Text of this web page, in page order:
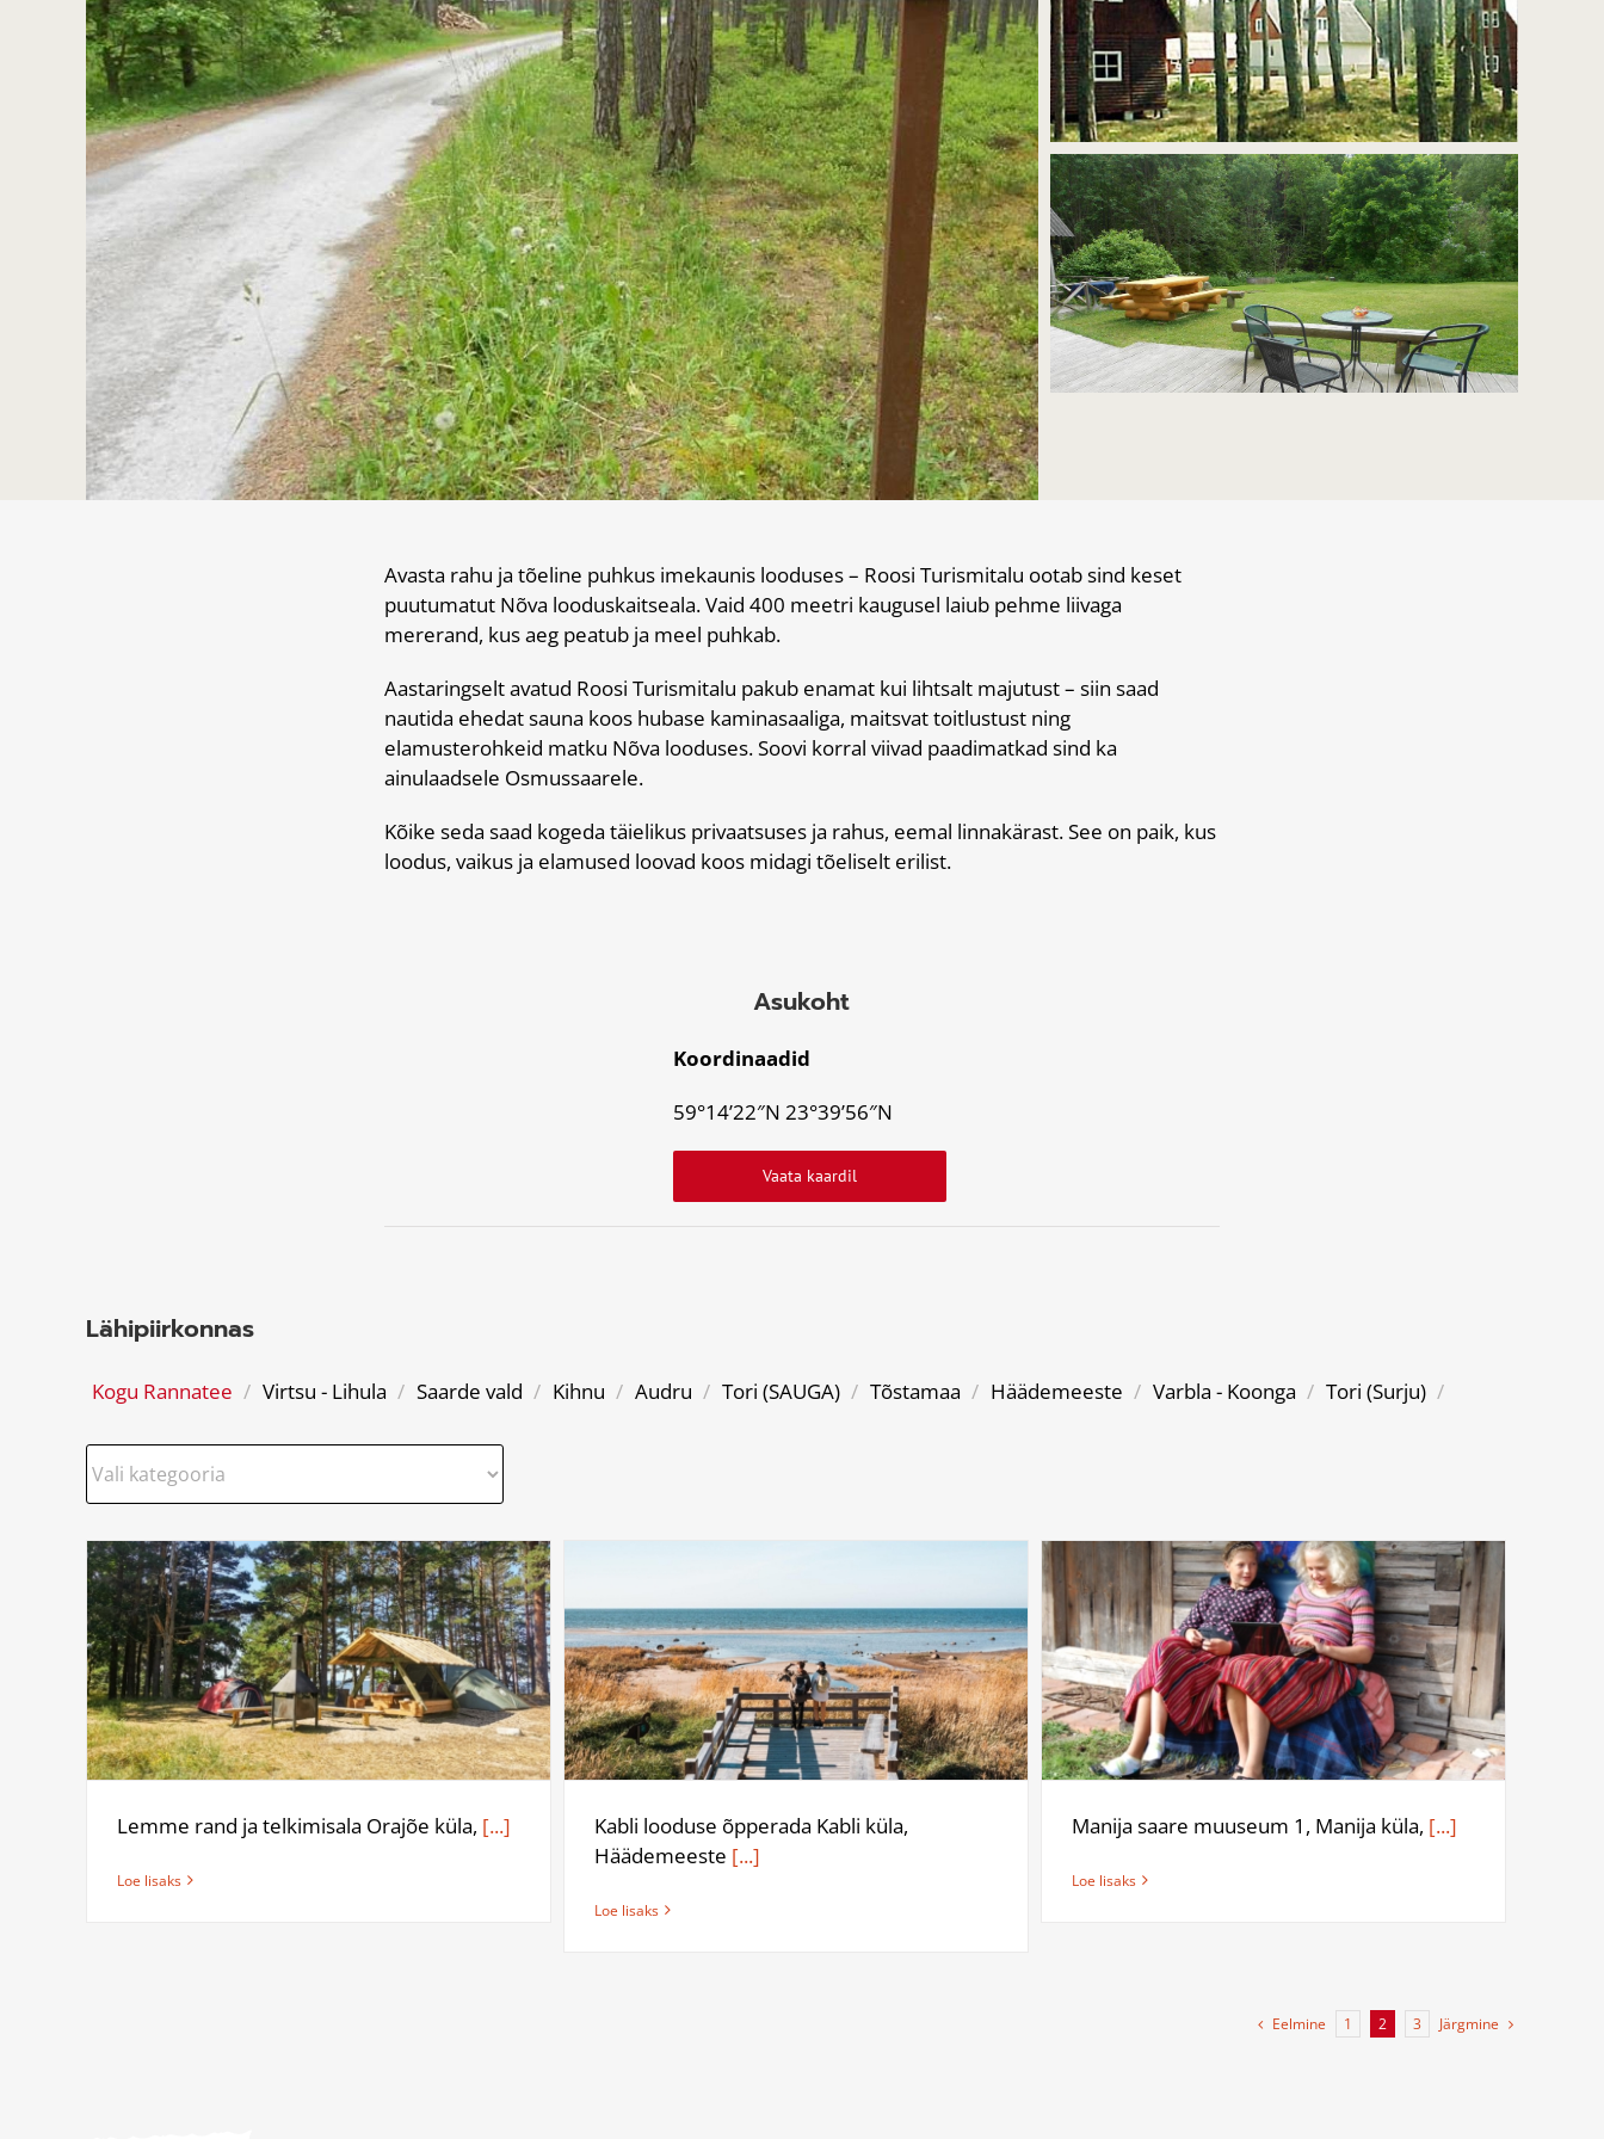
Avasta rahu ja tõeline puhkus imekaunis looduses – Roosi Turismitalu ootab sind keset
puutumatut Nõva looduskaitseala. Vaid 400 meetri kaugusel laiub pehme liivaga
mererand, kus aeg peatub ja meel puhkab.
Aastaringselt avatud Roosi Turismitalu pakub enamat kui lihtsalt majutust – siin saad
nautida ehedat sauna koos hubase kaminasaaliga, maitsvat toitlustust ning
elamusterohkeid matku Nõva looduses. Soovi korral viivad paadimatkad sind ka
ainulaadsele Osmussaarele.
Kõike seda saad kogeda täielikus privaatsuses ja rahus, eemal linnakärast. See on paik, kus
loodus, vaikus ja elamused loovad koos midagi tõeliselt erilist.
Asukoht
Koordinaadid
59°14’22″N 23°39’56″N
Vaata kaardil
Lähipiirkonnas
Kogu Rannatee / Virtsu - Lihula / Saarde vald / Kihnu / Audru / Tori (SAUGA) / Tõstamaa / Häädemeeste / Varbla - Koonga / Tori (Surju) /
Lemme rand ja telkimisala Orajõe küla, [...]
Loe lisaks
Kabli looduse õpperada Kabli küla,
Häädemeeste [...]
Loe lisaks
Manija saare muuseum 1, Manija küla, [...]
Loe lisaks
Eelmine 1 2 3 Järgmine